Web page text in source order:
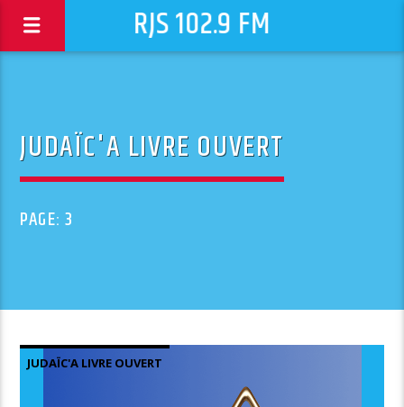
RJS 102.9 FM
JUDAÏC'A LIVRE OUVERT
PAGE: 3
JUDAÏC'A LIVRE OUVERT